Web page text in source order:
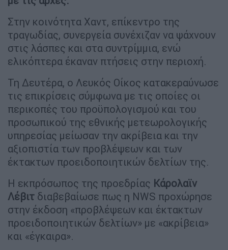
Στην κοινότητα Χαντ, επίκεντρο της
τραγωδίας, συνεργεία συνέχιζαν να ψάχνουν
στις λάσπες και στα συντρίμμια, ενώ
ελικόπτερα έκαναν πτήσεις στην περιοχή.
Τη Δευτέρα, ο Λευκός Οίκος κατακεραύνωσε
τις επικρίσεις σύμφωνα με τις οποίες οι
περικοπές του προϋπολογισμού και του
προσωπικού της εθνικής μετεωρολογικής
υπηρεσίας μείωσαν την ακρίβεια και την
αξιοπιστία των προβλέψεων και των
έκτακτων προειδοποιητικών δελτίων της.
Η εκπρόσωπος της προεδρίας Κάρολαϊν
Λέβιτ διαβεβαίωσε πως η NWS προχώρησε
στην έκδοση «προβλέψεων και έκτακτων
προειδοποιητικών δελτίων» με «ακρίβεια»
και «έγκαιρα».